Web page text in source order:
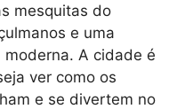
mesquitas do
e uma
A cidade é
ver como os
e se divertem no